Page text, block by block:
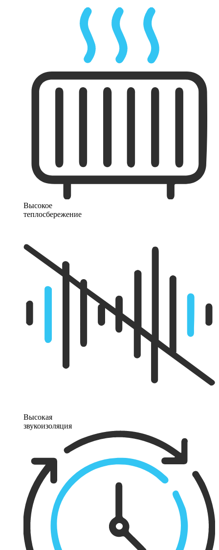
Высокое
теплосбережение
Высокая
звукоизоляция